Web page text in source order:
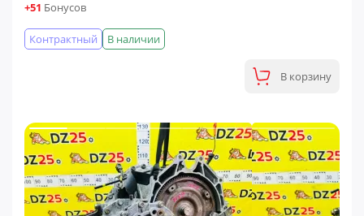
+51 Бонусов
В наличии
Контрактный
В корзину